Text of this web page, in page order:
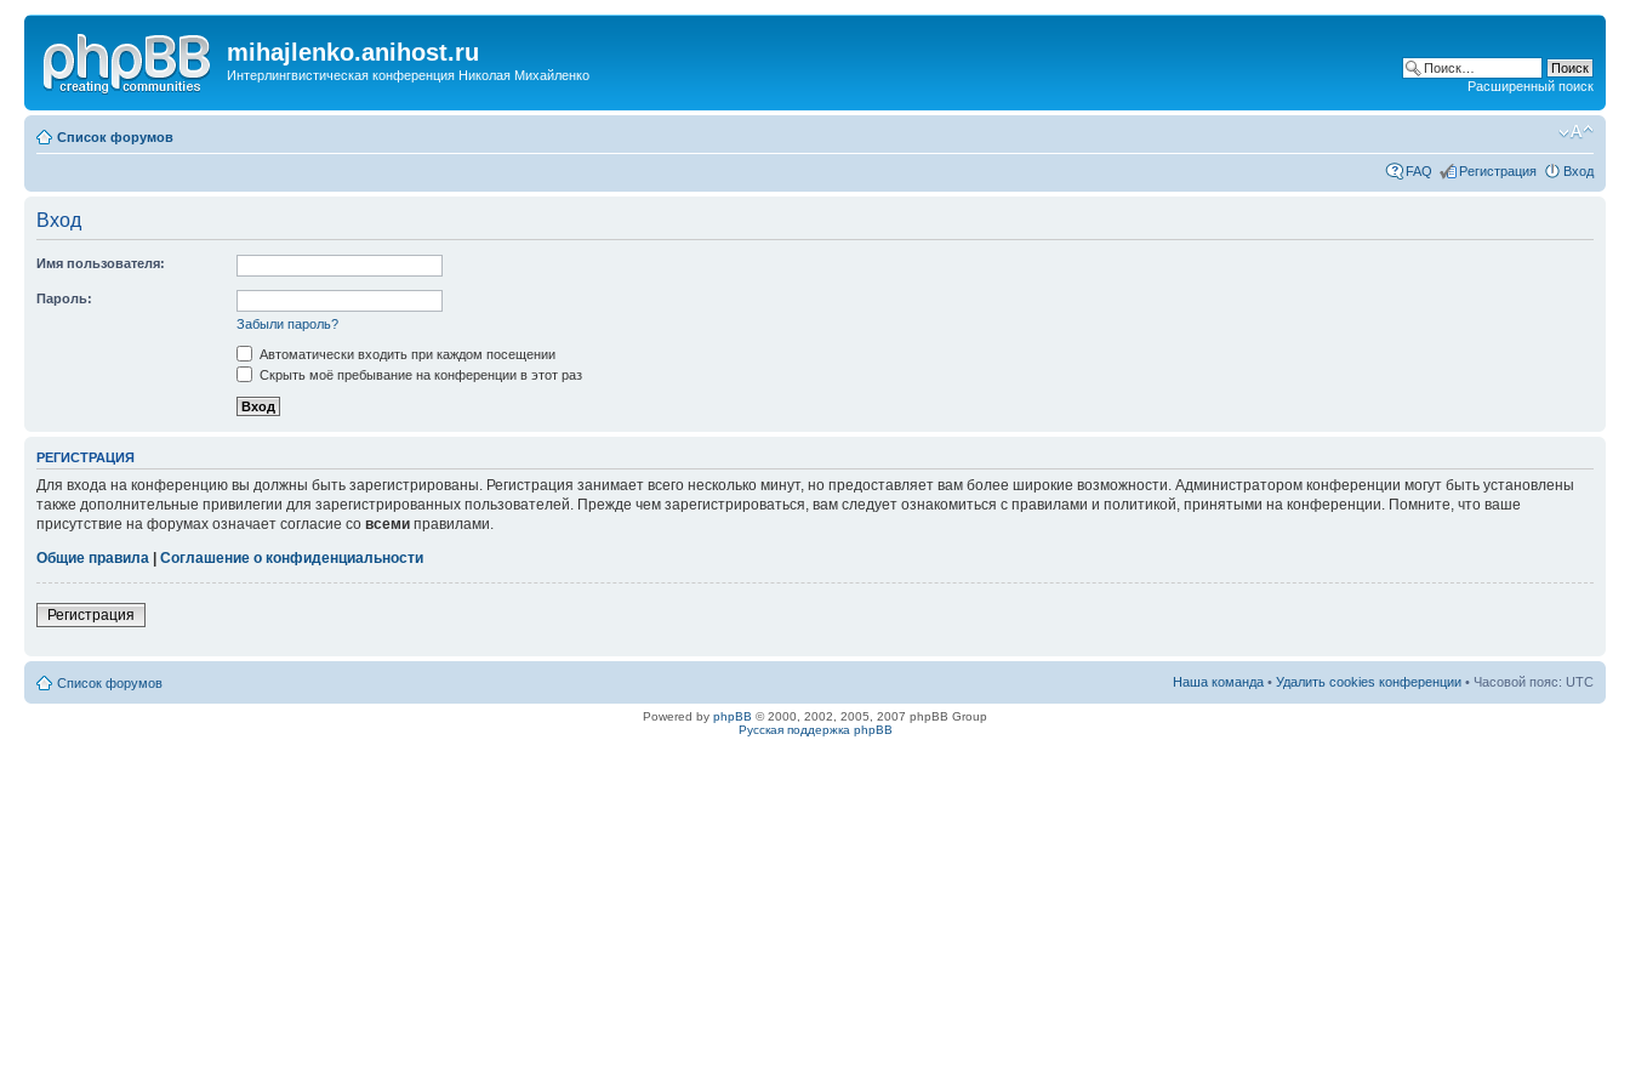
mihajlenko.anihost.ru
Интерлингвистическая конференция Николая Михайленко
Расширенный поиск
Список форумов
FAQ Регистрация Вход
Вход
Имя пользователя:
Пароль:
Забыли пароль?
Автоматически входить при каждом посещении
Скрыть моё пребывание на конференции в этот раз
РЕГИСТРАЦИЯ
Для входа на конференцию вы должны быть зарегистрированы. Регистрация занимает всего несколько минут, но предоставляет вам более широкие возможности. Администратором конференции могут быть установлены
также дополнительные привилегии для зарегистрированных пользователей. Прежде чем зарегистрироваться, вам следует ознакомиться с правилами и политикой, принятыми на конференции. Помните, что ваше
присутствие на форумах означает согласие со всеми правилами.
Общие правила
Соглашение о конфиденциальности
Регистрация
Список форумов Наша команда • Удалить cookies конференции • Часовой пояс: UTC
Powered by phpBB © 2000, 2002, 2005, 2007 phpBB Group
Русская поддержка phpBB